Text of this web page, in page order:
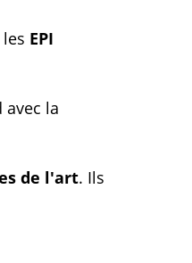
EPI
la
de l'art. Ils